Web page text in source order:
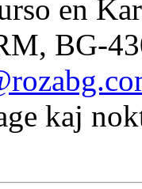
en
BG-
kaj